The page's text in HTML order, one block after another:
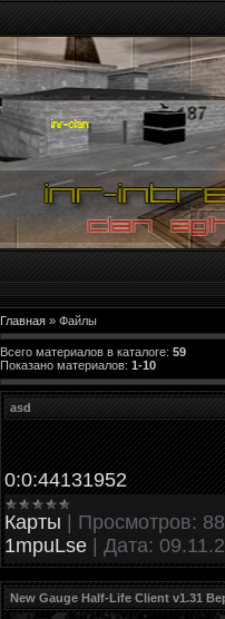
Главная » Файлы
Всего материалов в каталоге: 59
Показано материалов: 1-10
asd
0:0:44131952
Карты | Просмотров:
1mpuLse | Дата:
New Gauge Half-Life Client v1.31